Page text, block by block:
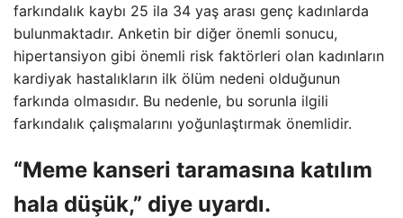
farkındalık kaybı 25 ila 34 yaş arası genç kadınlarda
bulunmaktadır. Anketin bir diğer önemli sonucu,
hipertansiyon gibi önemli risk faktörleri olan kadınların
kardiyak hastalıkların ilk ölüm nedeni olduğunun
farkında olmasıdır. Bu nedenle, bu sorunla ilgili
farkındalık çalışmalarını yoğunlaştırmak önemlidir.
“Meme kanseri taramasına katılım
hala düşük,” diye uyardı.